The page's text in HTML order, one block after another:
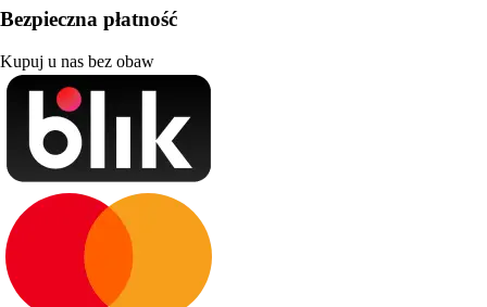
Bezpieczna płatność
Kupuj u nas bez obaw